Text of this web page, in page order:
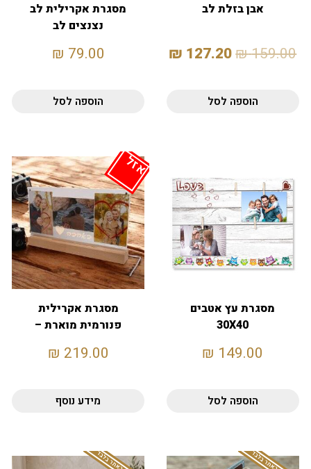
אבן בזלת לב
159.00
₪
127.20
₪
הוספה לסל
מסגרת אקרילית לב
נצנצים לב
79.00
₪
הוספה לסל
מסגרת עץ אטבים
30X40
149.00
₪
הוספה לסל
אזל
מסגרת אקרילית
פנורמית מוארת –
219.00
₪
מידע נוסף